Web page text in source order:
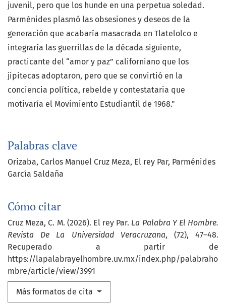
Palabras clave
Orizaba Carlos Manuel Cruz Meza El rey Par Parménides
García Saldaña
Cómo citar
Cruz Meza, C. M. (2026). El rey Par. La Palabra Y El Hombre.
Revista De La Universidad Veracruzana, (72), 47–48.
Recuperado a partir de
https://lapalabrayelhombre.uv.mx/index.php/palabraho
mbre/article/view/3991
Más formatos de cita
juvenil, pero que los hunde en una perpetua soledad.
Parménides plasmó las obsesiones y deseos de la
generación que acabaría masacrada en Tlatelolco e
integraría las guerrillas de la década siguiente,
practicante del “amor y paz” californiano que los
jipitecas adoptaron, pero que se convirtió en la
conciencia política, rebelde y contestataria que
motivaría el Movimiento Estudiantil de 1968."